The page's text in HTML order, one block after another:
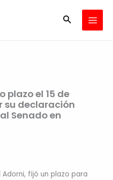
Buscar
plazo el 15 de
su declaración
Senado en
fijó un plazo para